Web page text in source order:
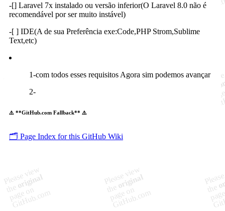
-[] Laravel 7x instalado ou versão inferior(O Laravel 8.0 não é
recomendável por ser muito instável)
-[ ] IDE(A de sua Preferência exe:Code,PHP Strom,Sublime
Text,etc)
1-com todos esses requisitos Agora sim podemos avançar
2-
⚠️ **GitHub.com Fallback** ⚠️
🗂️ Page Index for this GitHub Wiki